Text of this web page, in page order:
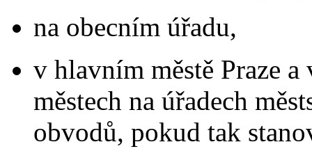
na obecním úřadu,
v hlavním městě Praze
městech na úřadech
obvodů, pokud tak